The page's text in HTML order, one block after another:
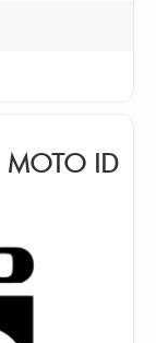
MOTO ID